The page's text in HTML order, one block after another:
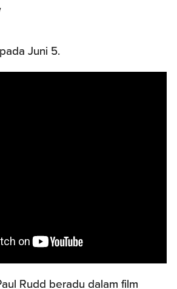
Juni 5.
Rudd beradu dalam film